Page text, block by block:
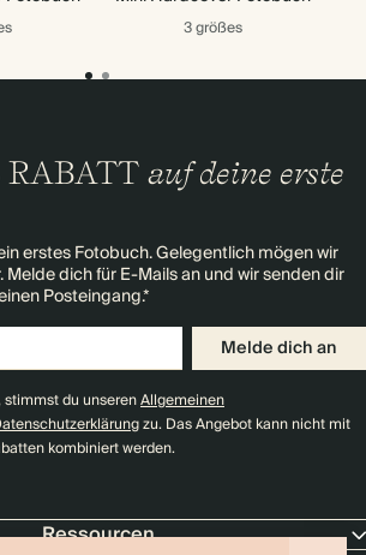
3 größes
RABATT auf deine erste
erstes Fotobuch. Gelegentlich mögen wir
Melde dich für E-Mails an und wir senden dir
Posteingang.*
Melde dich an
du unserenAllgemeinen
zu. Das Angebot kann nicht mit
kombiniert werden.
Ressourcen